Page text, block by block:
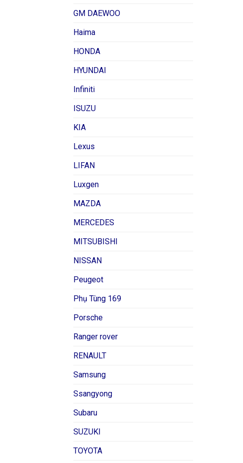
GM DAEWOO
Haima
HONDA
HYUNDAI
Infiniti
ISUZU
KIA
Lexus
LIFAN
Luxgen
MAZDA
MERCEDES
MITSUBISHI
NISSAN
Peugeot
Phụ Tùng 169
Porsche
Ranger rover
RENAULT
Samsung
Ssangyong
Subaru
SUZUKI
TOYOTA